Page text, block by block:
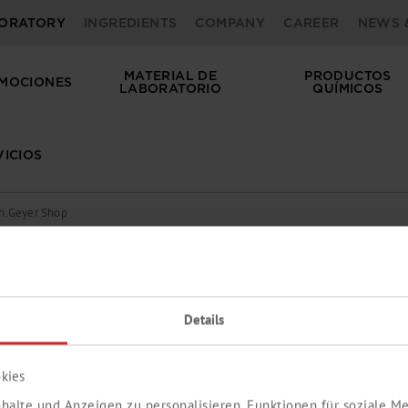
Details
INGREDIENTS COMPANY CAREER NEWS
MATERIAL DE
LABORATORIO
PRODUCTOS
QUÍMICOS
Shop
de e-mail y su contraseña ,
por